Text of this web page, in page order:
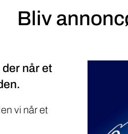
Bliv
når et
vi når et